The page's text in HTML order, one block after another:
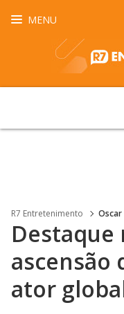
MENU
R7 Entretenimento Oscar
Destaque
ascensão
ator